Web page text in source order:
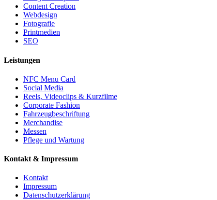
Content Creation
Webdesign
Fotografie
Printmedien
SEO
Leistungen
NFC Menu Card
Social Media
Reels, Videoclips & Kurzfilme
Corporate Fashion
Fahrzeugbeschriftung
Merchandise
Messen
Pflege und Wartung
Kontakt & Impressum
Kontakt
Impressum
Datenschutzerklärung